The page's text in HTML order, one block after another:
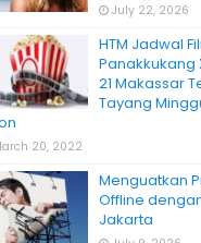
July 22, 2026
HTM Jadwal
Panakkukang
21 Makassar
Tayang
20, 2022
Menguatkan
Offline
Jakarta